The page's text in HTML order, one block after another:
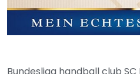
Bundesliga handball club